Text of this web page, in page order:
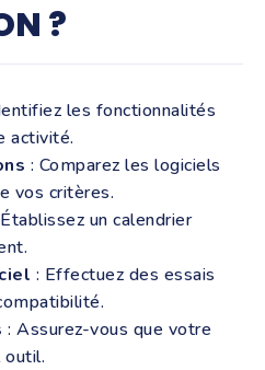
?
les fonctionnalités
activité.
: Comparez les logiciels
vos critères.
un calendrier
: Effectuez des essais
: Assurez-vous que votre
outil.